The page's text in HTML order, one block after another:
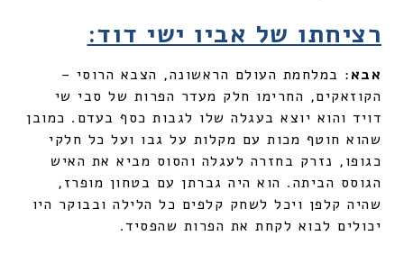
רציחתו של אביו ישי דוד:
אבא: במלחמת העולם הראשונה, הצבא הרוסי –
הקוזאקים, החרימו חלק מעדר הפרות של סבי שי
דויד והוא יוצא בעגלה שלו לגבות כסף בעדם. כמובן
שהוא חוטף מכות עם מקלות על גבו ועל כל חלקי
כגופו, נזרק בחזרה לעגלה והסוס מביא את האיש
הגוסס הביתה. הוא היה גברתן עם בטחון מופרז,
שהיה קלפן ויכל לשחק קלפים כל הלילה ובבוקר היו
יכולים לבוא לקחת את הפרות שהפסיד.